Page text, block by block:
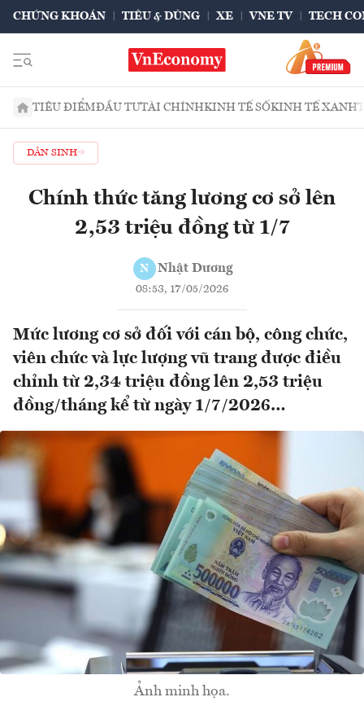
CHỨNG KHOÁN TIÊU & DÙNG XE VNE TV TECH
TIÊU ĐIỂMĐẦU TƯTÀI CHÍNHKINH TẾ SỐKINH TẾ XANH
DÂN SINH
Chính thức tăng lương cơ sở lên
2,53 triệu đồng từ 1/7
N Nhật Dương
08:53, 17/05/2026
Mức lương cơ sở đối với cán bộ, công chức,
viên chức và lực lượng vũ trang được điều
chỉnh từ 2,34 triệu đồng lên 2,53 triệu
đồng/tháng kể từ ngày 1/7/2026…
Ảnh minh họa.